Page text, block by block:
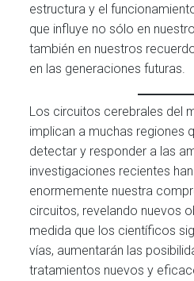
estructura y el
que influye no sólo en
también en nuestros
en las generaciones futuras.
Los circuitos cerebrales del
implican a muchas regiones
detectar y responder a las
investigaciones recientes
enormemente nuestra
circuitos, revelando nuevos
medida que los científicos
vías, aumentarán las
tratamientos nuevos y